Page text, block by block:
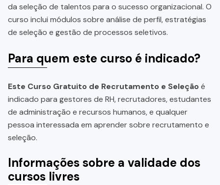
da seleção de talentos para o sucesso organizacional. O
curso inclui módulos sobre análise de perfil, estratégias
de seleção e gestão de processos seletivos.
Para quem este curso é indicado?
Este Curso Gratuito de Recrutamento e Seleçãoé
indicado para gestores de RH, recrutadores, estudantes
de administração e recursos humanos, e qualquer
pessoa interessada em aprender sobre recrutamento e
seleção.
Informações sobre a validade dos
cursos livres